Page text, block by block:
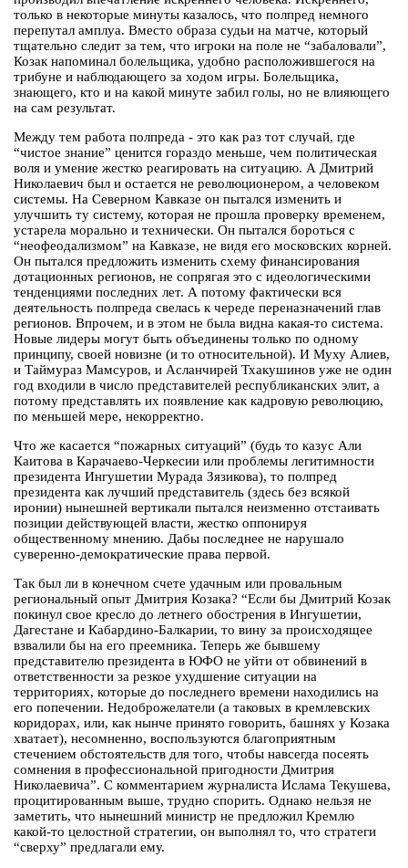
только в некоторые минуты казалось, что полпред немного
перепутал амплуа. Вместо образа судьи на матче, который
тщательно следит за тем, что игроки на поле не “забаловали”,
Козак напоминал болельщика, удобно расположившегося на
трибуне и наблюдающего за ходом игры. Болельщика,
знающего, кто и на какой минуте забил голы, но не влияющего
на сам результат.
Между тем работа полпреда - это как раз тот случай, где
“чистое знание” ценится гораздо меньше, чем политическая
воля и умение жестко реагировать на ситуацию. А Дмитрий
Николаевич был и остается не революционером, а человеком
системы. На Северном Кавказе он пытался изменить и
улучшить ту систему, которая не прошла проверку временем,
устарела морально и технически. Он пытался бороться с
“неофеодализмом” на Кавказе, не видя его московских корней.
Он пытался предложить изменить схему финансирования
дотационных регионов, не сопрягая это с идеологическими
тенденциями последних лет. А потому фактически вся
деятельность полпреда свелась к череде переназначений глав
регионов. Впрочем, и в этом не была видна какая-то система.
Новые лидеры могут быть объединены только по одному
принципу, своей новизне (и то относительной). И Муху Алиев,
и Таймураз Мамсуров, и Асланчирей Тхакушинов уже не один
год входили в число представителей республиканских элит, а
потому представлять их появление как кадровую революцию,
по меньшей мере, некорректно.
Что же касается “пожарных ситуаций” (будь то казус Али
Каитова в Карачаево-Черкесии или проблемы легитимности
президента Ингушетии Мурада Зязикова), то полпред
президента как лучший представитель (здесь без всякой
иронии) нынешней вертикали пытался неизменно отстаивать
позиции действующей власти, жестко оппонируя
общественному мнению. Дабы последнее не нарушало
суверенно-демократические права первой.
Так был ли в конечном счете удачным или провальным
региональный опыт Дмитрия Козака? “Если бы Дмитрий Козак
покинул свое кресло до летнего обострения в Ингушетии,
Дагестане и Кабардино-Балкарии, то вину за происходящее
взвалили бы на его преемника. Теперь же бывшему
представителю президента в ЮФО не уйти от обвинений в
ответственности за резкое ухудшение ситуации на
территориях, которые до последнего времени находились на
его попечении. Недоброжелатели (а таковых в кремлевских
коридорах, или, как нынче принято говорить, башнях у Козака
хватает), несомненно, воспользуются благоприятным
стечением обстоятельств для того, чтобы навсегда посеять
сомнения в профессиональной пригодности Дмитрия
Николаевича”. С комментарием журналиста Ислама Текушева,
процитированным выше, трудно спорить. Однако нельзя не
заметить, что нынешний министр не предложил Кремлю
какой-то целостной стратегии, он выполнял то, что стратеги
“сверху” предлагали ему.